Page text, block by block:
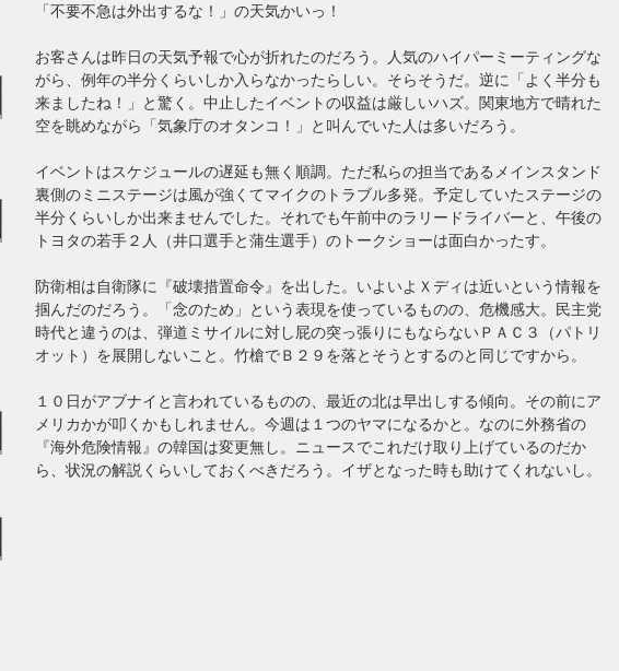
「不要不急は外出するな！」の天気かいっ！
お客さんは昨日の天気予報で心が折れたのだろう。人気のハイパーミーティングな
がら、例年の半分くらいしか入らなかったらしい。そらそうだ。逆に「よく半分も
来ましたね！」と驚く。中止したイベントの収益は厳しいハズ。関東地方で晴れた
空を眺めながら「気象庁のオタンコ！」と叫んでいた人は多いだろう。
イベントはスケジュールの遅延も無く順調。ただ私らの担当であるメインスタンド
裏側のミニステージは風が強くてマイクのトラブル多発。予定していたステージの
半分くらいしか出来ませんでした。それでも午前中のラリードライバーと、午後の
トヨタの若手２人（井口選手と蒲生選手）のトークショーは面白かったす。
防衛相は自衛隊に『破壊措置命令』を出した。いよいよＸディは近いという情報を
掴んだのだろう。「念のため」という表現を使っているものの、危機感大。民主党
時代と違うのは、弾道ミサイルに対し屁の突っ張りにもならないＰＡＣ３（パトリ
オット）を展開しないこと。竹槍でＢ２９を落とそうとするのと同じですから。
１０日がアブナイと言われているものの、最近の北は早出しする傾向。その前にア
メリカかが叩くかもしれません。今週は１つのヤマになるかと。なのに外務省の
『海外危険情報』の韓国は変更無し。ニュースでこれだけ取り上げているのだか
ら、状況の解説くらいしておくべきだろう。イザとなった時も助けてくれないし。